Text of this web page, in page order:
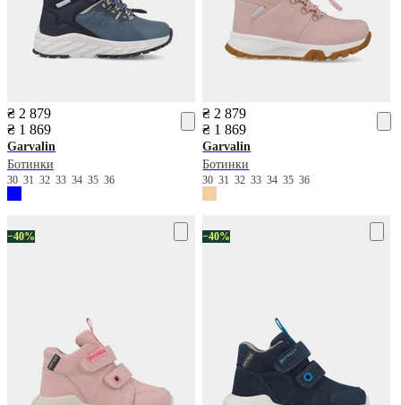
₴ 2 879
₴ 1 869
Garvalin
Ботинки
30 31 32 33 34 35 36
₴ 2 879
₴ 1 869
Garvalin
Ботинки
30313233343536
−40% −40%